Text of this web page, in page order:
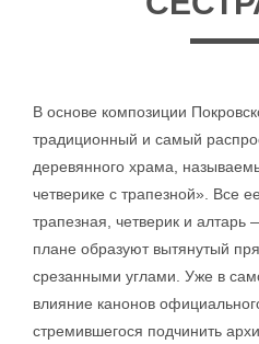
В основе композиции
традиционный и самый
деревянного храма,
четверике с трапезной». Все
трапезная, четверик и
плане образуют вытянутый
срезанными углами. Уже в
влияние канонов
стремившегося подчинить